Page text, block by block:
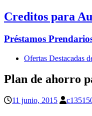
Creditos para
Préstamos
Ofertas Destacadas
Plan de ahorro
11 junio, 2015